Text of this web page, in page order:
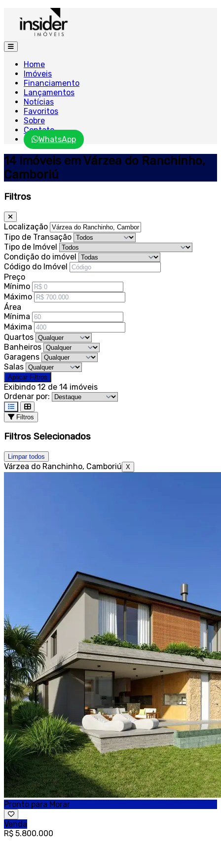
Home
Imóveis
Financiamento
Lançamentos
Notícias
Favoritos
Sobre
Contato
WhatsApp
14 Imóveis em Várzea do Ranchinho,
Camboriú
Filtros
Localização
Tipo de Transação
Tipo de Imóvel
Condição do imóvel
Código do Imóvel
Preço
Mínimo
Máximo
Área
Mínima
Máxima
Quartos
Banheiros
Garagens
Salas
Aplicar Filtros
Exibindo 12 de 14 imóveis
Ordenar por:
Filtros
Filtros Selecionados
Limpar todos
Várzea do Ranchinho, Camboriú X
Pronto para Morar
Venda
R$ 5.800.000